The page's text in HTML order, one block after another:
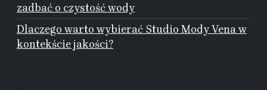
zadbać o czystość wody
Dlaczego warto wybierać Studio Mody Vena w
kontekście jakości?